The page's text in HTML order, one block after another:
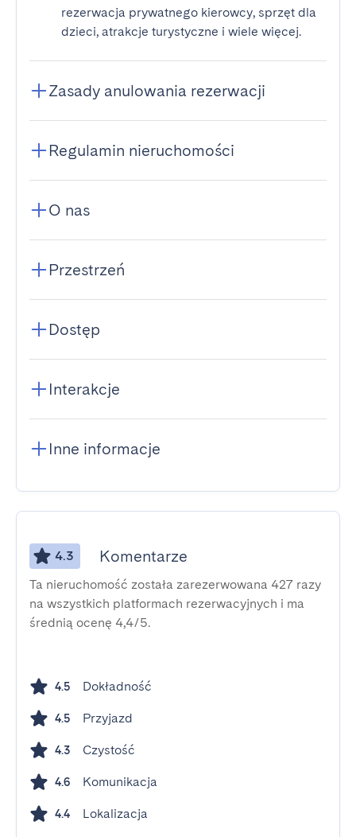
rezerwacja prywatnego kierowcy, sprzęt dla
dzieci, atrakcje turystyczne i wiele więcej.
Zasady anulowania rezerwacji
Regulamin nieruchomości
O nas
Przestrzeń
Dostęp
Interakcje
Inne informacje
4.3 Komentarze
Ta nieruchomość została zarezerwowana 427 razy
na wszystkich platformach rezerwacyjnych i ma
średnią ocenę 4,4/5.
4.5 Dokładność
4.5 Przyjazd
4.3 Czystość
4.6 Komunikacja
4.4 Lokalizacja